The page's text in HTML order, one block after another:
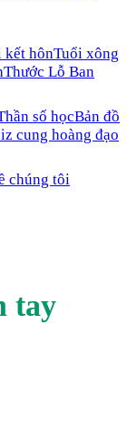
kết hônTuổi xông
Thước Lỗ Ban
số họcBản đồ
cung hoàng đạo
chúng tôi
tay